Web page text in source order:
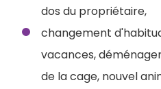
dos du propriétaire,
changement
vacances,
de la cage, nouvel